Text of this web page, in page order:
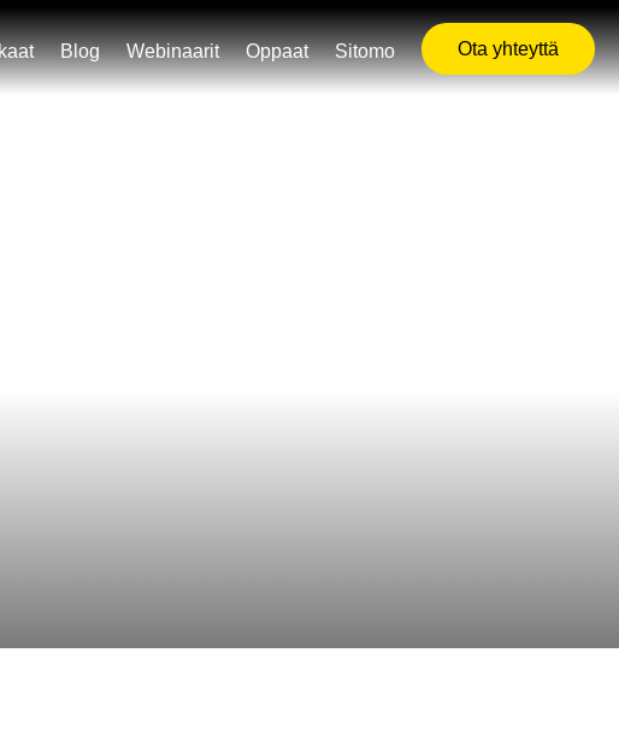
Blog Webinaarit Oppaat Sitomo Ota yhteyttä